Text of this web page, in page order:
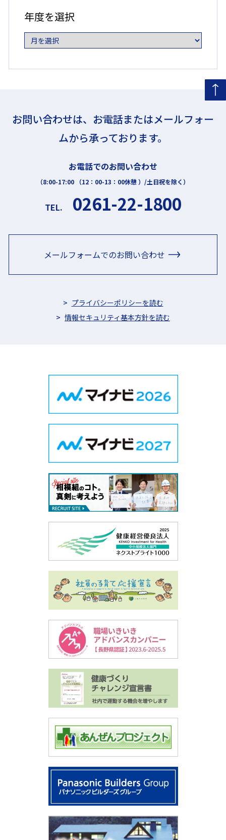
年度を選択
度
を
選
お問い合わせは、お電話またはメールフォー
ムから承っております。
お電話でのお問い合わせ
（8:00-17:00 （12：00-13：00休憩 ）/土日祝を除く）
TEL. 0261-22-1800
メールフォームでのお問い合わせ
プライバシーポリシーを読む
情報セキュリティ基本方針を読む